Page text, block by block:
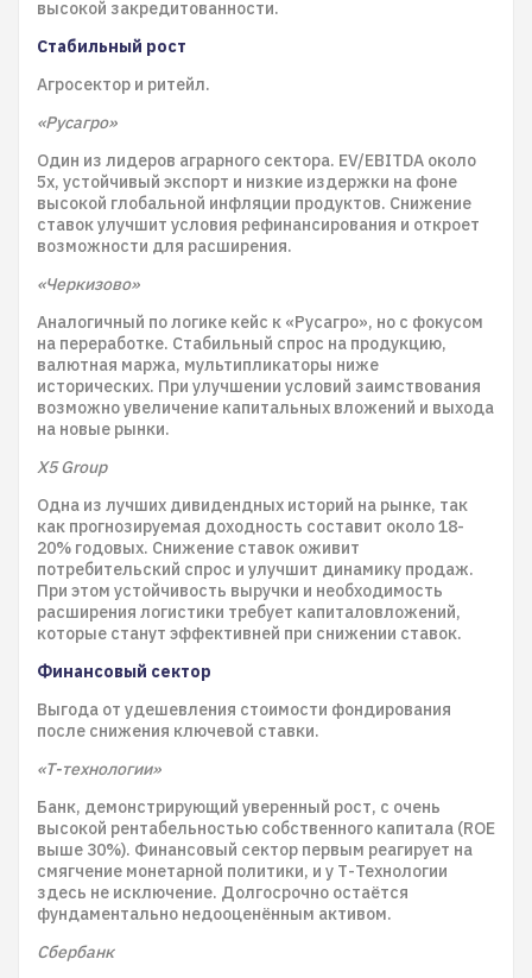
высокой закредитованности.
Стабильный рост
Агросектор и ритейл.
«Русагро»
Один из лидеров аграрного сектора. EV/EBITDA около
5x, устойчивый экспорт и низкие издержки на фоне
высокой глобальной инфляции продуктов. Снижение
ставок улучшит условия рефинансирования и откроет
возможности для расширения.
«Черкизово»
Аналогичный по логике кейс к «Русагро», но с фокусом
на переработке. Стабильный спрос на продукцию,
валютная маржа, мультипликаторы ниже
исторических. При улучшении условий заимствования
возможно увеличение капитальных вложений и выхода
на новые рынки.
X5 Group
Одна из лучших дивидендных историй на рынке, так
как прогнозируемая доходность составит около 18-
20% годовых. Снижение ставок оживит
потребительский спрос и улучшит динамику продаж.
При этом устойчивость выручки и необходимость
расширения логистики требует капиталовложений,
которые станут эффективней при снижении ставок.
Финансовый сектор
Выгода от удешевления стоимости фондирования
после снижения ключевой ставки.
«Т-технологии»
Банк, демонстрирующий уверенный рост, с очень
высокой рентабельностью собственного капитала (ROE
выше 30%). Финансовый сектор первым реагирует на
смягчение монетарной политики, и у Т-Технологии
здесь не исключение. Долгосрочно остаётся
фундаментально недооценённым активом.
Сбербанк